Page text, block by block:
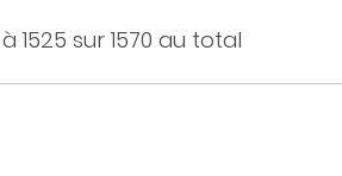
à 1525 sur 1570 au total